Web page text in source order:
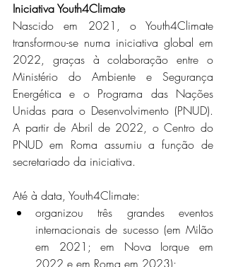
Iniciativa Youth4Climate
Nascido em 2021, o Youth4Climate
transformou-se numa iniciativa global em
2022, graças à colaboração entre o
Ministério do Ambiente e Segurança
Energética e o Programa das Nações
Unidas para o Desenvolvimento (PNUD).
A partir de Abril de 2022, o Centro do
PNUD em Roma assumiu a função de
secretariado da iniciativa.
Até à data, Youth4Climate:
organizou três grandes eventos
internacionais de sucesso (em Milão
em 2021; em Nova Iorque em
2022 e em Roma em 2023);